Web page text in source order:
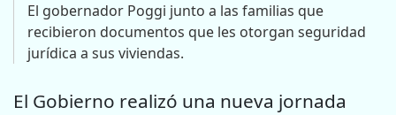
El gobernador Poggi junto a las familias que
recibieron documentos que les otorgan seguridad
jurídica a sus viviendas.
El Gobierno realizó una nueva jornada